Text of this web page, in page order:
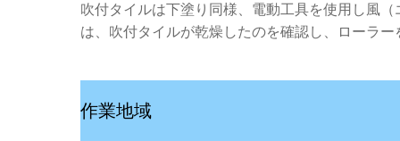
吹付タイルは下塗り同様、電動工具を使用し風
は、吹付タイルが乾燥したのを確認し、ローラ
作業地域